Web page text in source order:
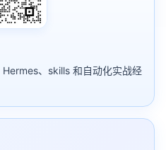
、skills 和自动化实战经